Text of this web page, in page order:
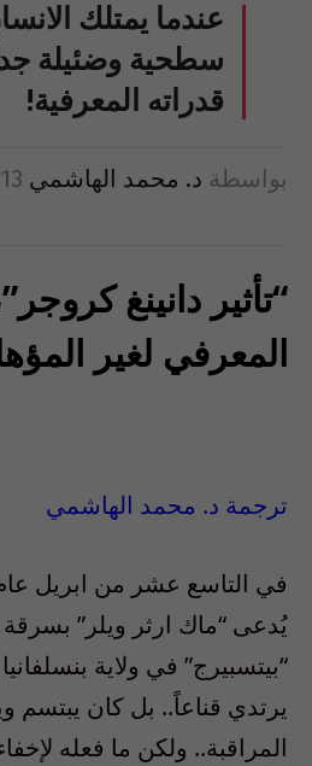
عندما يمتلك
سطحية وضئيلة
قدراته المعرفية!
بواسطة د. محمد الهاشمي 13 مارس 2023
“تأثير دانينغ
المعرفي لغير
ترجمة د. محمد الهاشمي
يُدعى “ماك ارثر ويلر”
“بيتسبيرج” في ولاية
يرتدي قناعاً.. بل كان يبتسم
المراقبة.. ولكن ما فعله